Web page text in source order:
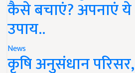
कैसे बचाएं? अपनाएं
उपाय..
News
कृषि अनुसंधान